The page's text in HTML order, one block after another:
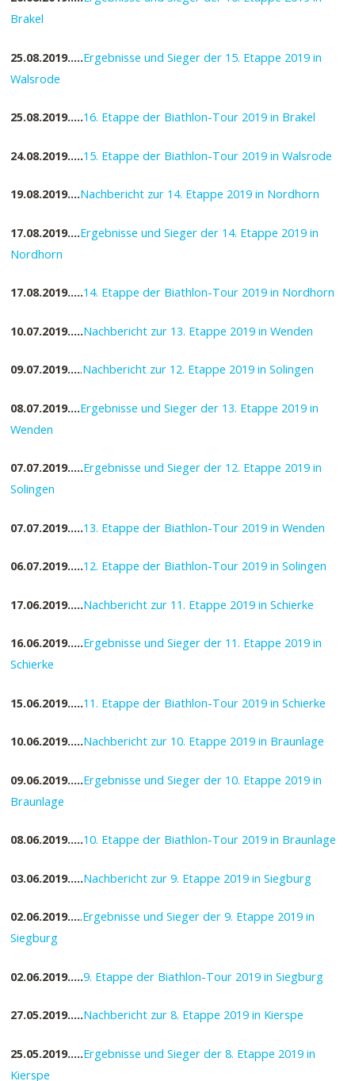
Brakel
25.08.2019…..Ergebnisse und Sieger der 15. Etappe 2019 in
Walsrode
25.08.2019…..16. Etappe der Biathlon-Tour 2019 in Brakel
24.08.2019…..15. Etappe der Biathlon-Tour 2019 in Walsrode
19.08.2019….Nachbericht zur 14. Etappe 2019 in Nordhorn
17.08.2019….Ergebnisse und Sieger der 14. Etappe 2019 in
Nordhorn
17.08.2019…..14. Etappe der Biathlon-Tour 2019 in Nordhorn
10.07.2019…..Nachbericht zur 13. Etappe 2019 in Wenden
09.07.2019…..Nachbericht zur 12. Etappe 2019 in Solingen
08.07.2019….Ergebnisse und Sieger der 13. Etappe 2019 in
Wenden
07.07.2019…..Ergebnisse und Sieger der 12. Etappe 2019 in
Solingen
07.07.2019…..13. Etappe der Biathlon-Tour 2019 in Wenden
06.07.2019…..12. Etappe der Biathlon-Tour 2019 in Solingen
17.06.2019…..Nachbericht zur 11. Etappe 2019 in Schierke
16.06.2019…..Ergebnisse und Sieger der 11. Etappe 2019 in
Schierke
15.06.2019…..11. Etappe der Biathlon-Tour 2019 in Schierke
10.06.2019…..Nachbericht zur 10. Etappe 2019 in Braunlage
09.06.2019…..Ergebnisse und Sieger der 10. Etappe 2019 in
Braunlage
08.06.2019…..10. Etappe der Biathlon-Tour 2019 in Braunlage
03.06.2019…..Nachbericht zur 9. Etappe 2019 in Siegburg
02.06.2019…..Ergebnisse und Sieger der 9. Etappe 2019 in
Siegburg
02.06.2019…..9. Etappe der Biathlon-Tour 2019 in Siegburg
27.05.2019…..Nachbericht zur 8. Etappe 2019 in Kierspe
25.05.2019…..Ergebnisse und Sieger der 8. Etappe 2019 in
Kierspe